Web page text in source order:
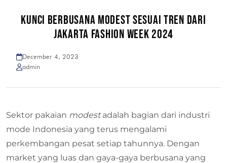
KUNCI BERBUSANA MODEST SESUAI TREN DARI
JAKARTA FASHION WEEK 2024
December 4, 2023
admin
Sektor pakaian modestadalah bagian dari industri
mode Indonesia yang terus mengalami
perkembangan pesat setiap tahunnya. Dengan
market yang luas dan gaya-gaya berbusana yang